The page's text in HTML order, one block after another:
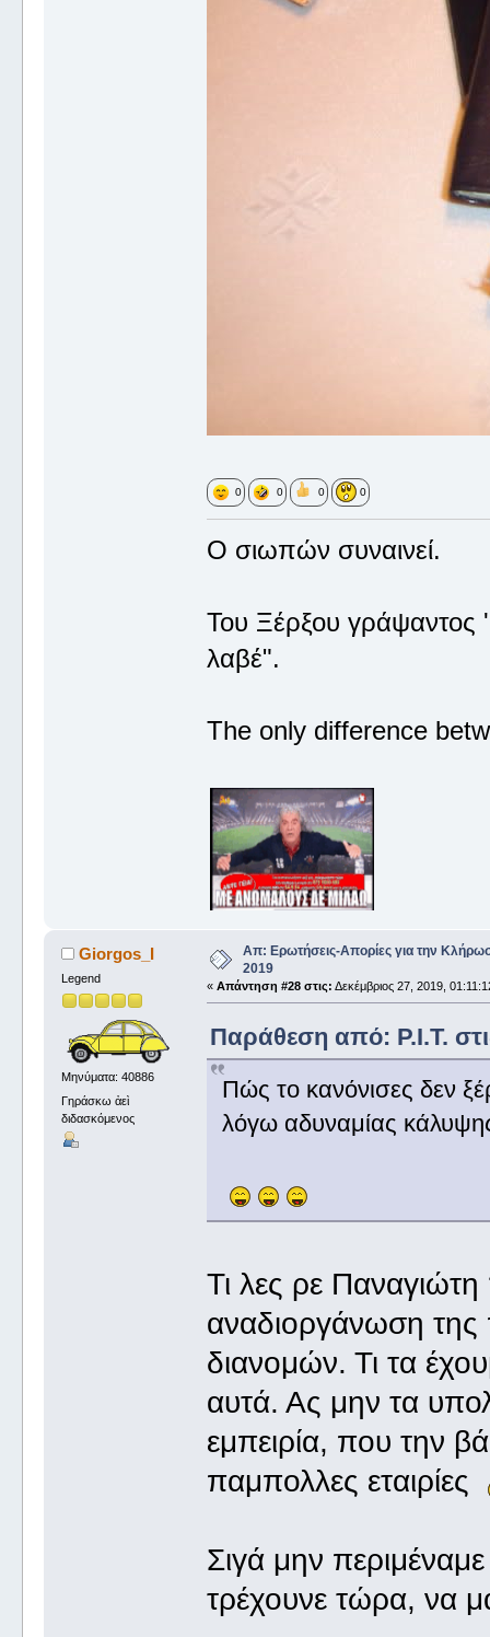
0 0 0 0
Ο σιωπών συναινεί.
Του Ξέρξου
λαβέ".
The only difference
Giorgos_I
Legend
Μηνύματα: 40886
Γηράσκω ἀεὶ
διδασκόμενος
Απ: Ερωτήσεις-Απορίες για την
2019
«Απάντηση #28 στις: Δεκέμβριος 27, 2019,
Παράθεση από: P.I.T.
Πώς το κανόνισες δεν
λόγω αδυναμίας
Τι λες ρε
αναδιοργάνωση
διανομών. Τι τα
αυτά. Ας μην τα
εμπειρία, που την
παμπολλες εταιρίες
Σιγά μην
τρέχουνε τώρα, να